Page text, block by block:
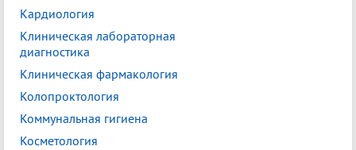
Кардиология
Клиническая лабораторная
диагностика
Клиническая фармакология
Колопроктология
Коммунальная гигиена
Косметология